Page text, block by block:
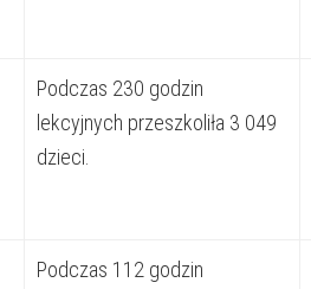
Podczas 230 godzin
lekcyjnych przeszkoliła 3 049
dzieci.
Podczas 112 godzin